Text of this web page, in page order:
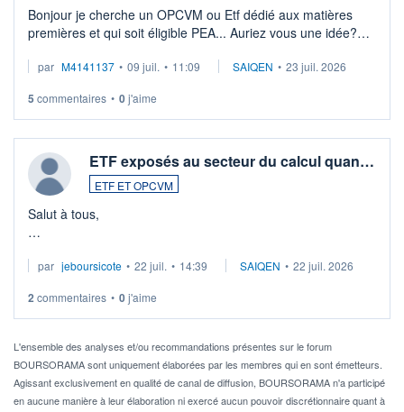
Bonjour je cherche un OPCVM ou Etf dédié aux matières
premières et qui soit éligible PEA... Auriez vous une idée?
par M4141137 • 09 juil. • 11:09 SAIQEN • 23 juil. 2026
5 commentaires • 0j'aime
ETF exposés au secteur du calcul quan…
ETF ET OPCVM
Salut à tous,
via un ETF plutôt que des actions individuelles.
Idéalement, je voudrais qu'il soit éligible au PEA.
Pour l' ...
par jeboursicote • 22 juil. • 14:39 SAIQEN • 22 juil. 2026
2 commentaires • 0j'aime
L'ensemble des analyses et/ou recommandations présentes sur le forum
BOURSORAMA sont uniquement élaborées par les membres qui en sont émetteurs.
Agissant exclusivement en qualité de canal de diffusion, BOURSORAMA n'a participé
en aucune manière à leur élaboration ni exercé aucun pouvoir discrétionnaire quant à